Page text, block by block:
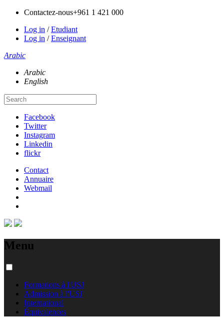
Contactez-nous+961 1 421 000
Log in /Etudiant
Log in /Enseignant
Arabic
Arabic
English
Facebook
Twitter
Instagram
Linkedin
flickr
Contact
Annuaire
Webmail
Menu
Formations à l'USJ
Admission à l'USJ
International
Équivalences